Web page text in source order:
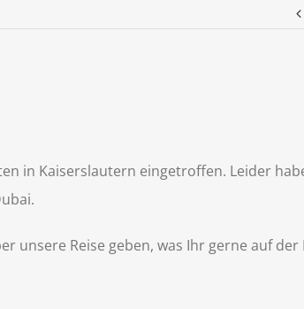
in Kaiserslautern eingetroffen. Leider
unsere Reise geben, was Ihr gerne auf der